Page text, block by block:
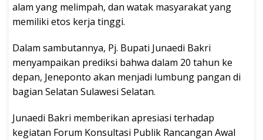
alam yang melimpah, dan watak masyarakat yang
memiliki etos kerja tinggi.
Dalam sambutannya, Pj. Bupati Junaedi Bakri
menyampaikan prediksi bahwa dalam 20 tahun ke
depan, Jeneponto akan menjadi lumbung pangan di
bagian Selatan Sulawesi Selatan.
Junaedi Bakri memberikan apresiasi terhadap
kegiatan Forum Konsultasi Publik Rancangan Awal